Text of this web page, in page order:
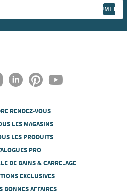
RENDEZ-VOUS
LES MAGASINS
LES PRODUITS
PRO
DE BAINS & CARRELAGE
EXCLUSIVES
BONNES AFFAIRES